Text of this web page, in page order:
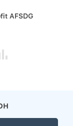
AFSDG